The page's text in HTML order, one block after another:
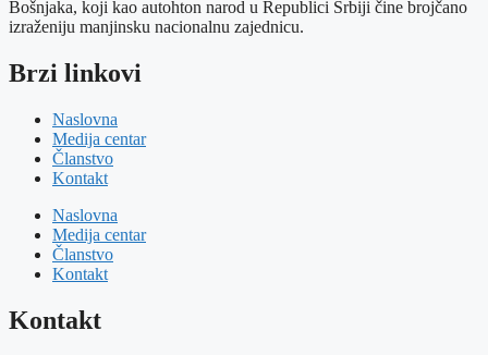
Bošnjaka, koji kao autohton narod u Republici Srbiji čine brojčano
izraženiju manjinsku nacionalnu zajednicu.
Brzi linkovi
Naslovna
Medija centar
Članstvo
Kontakt
Naslovna
Medija centar
Članstvo
Kontakt
Kontakt